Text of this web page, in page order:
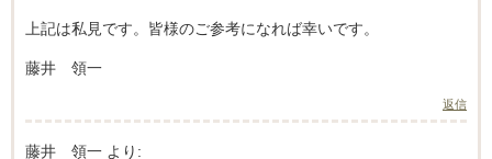
上記は私見です。皆様のご参考になれば幸いです。
藤井 領一
返信
藤井 領一 より: